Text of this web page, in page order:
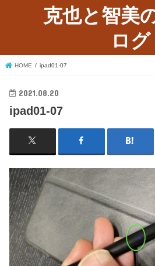
克也と智美
ログ
HOME ipad01-07
2021.08.20
ipad01-07